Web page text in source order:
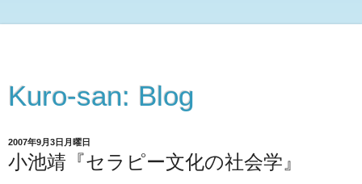
Kuro-san: Blog
2007年9月3日月曜日
小池靖『セラピー文化の社会学』